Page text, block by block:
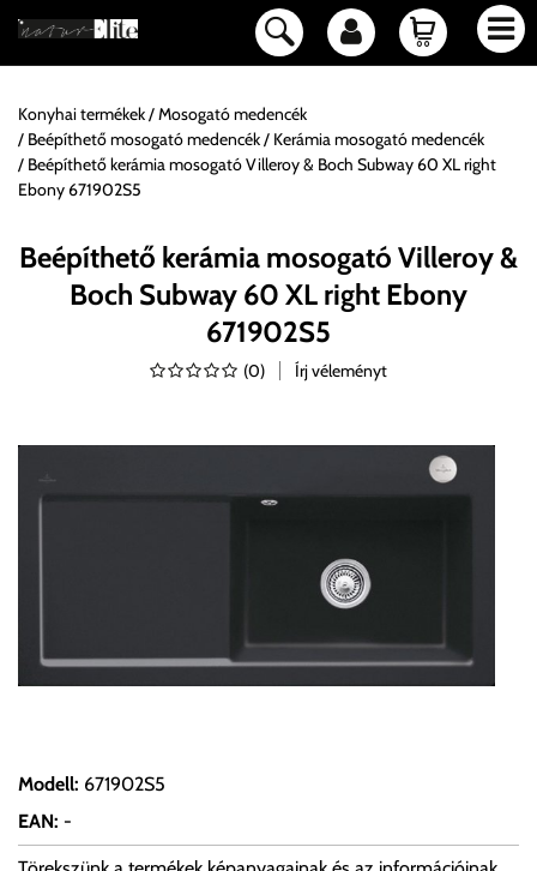
Konyhai termékek
Mosogató medencék
Beépíthető mosogató medencék
Kerámia mosogató medencék
Beépíthető kerámia mosogató Villeroy & Boch Subway 60 XL right
Ebony 671902S5
Beépíthető kerámia mosogató Villeroy &
Boch Subway 60 XL right Ebony
671902S5
(0) Írj véleményt
Modell: 671902S5
EAN: -